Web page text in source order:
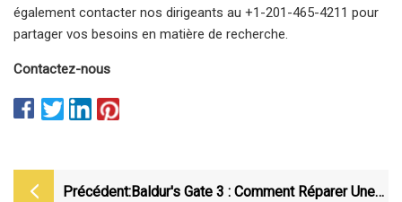
également contacter nos dirigeants au +1-201-465-4211 pour
partager vos besoins en matière de recherche.
Contactez-nous
Précédent:Baldur's Gate 3 : Comment Réparer Une